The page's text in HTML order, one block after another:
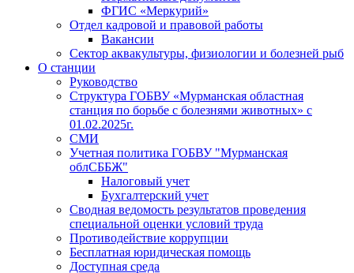
ФГИС «Меркурий»
Отдел кадровой и правовой работы
Вакансии
Сектор аквакультуры, физиологии и болезней рыб
О станции
Руководство
Структура ГОБВУ «Мурманская областная
станция по борьбе с болезнями животных» c
01.02.2025г.
СМИ
Учетная политика ГОБВУ "Мурманская
облСББЖ"
Налоговый учет
Бухгалтерский учет
Сводная ведомость результатов проведения
специальной оценки условий труда
Противодействие коррупции
Бесплатная юридическая помощь
Доступная среда